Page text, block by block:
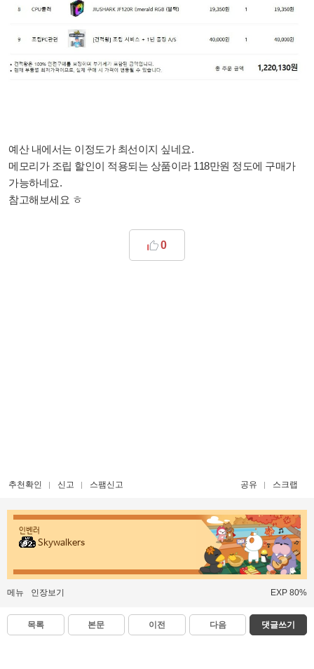
예산 내에서는 이정도가 최선이지 싶네요.
메모리가 조립 할인이 적용되는 상품이라 118만원 정도에 구매가
가능하네요.
참고해보세요 ㅎ
0
추천확인 신고 스팸신고 공유 스크랩
인벤러
Skywalkers
메뉴 인장보기 EXP 80%
목록 본문 이전 다음 댓글쓰기